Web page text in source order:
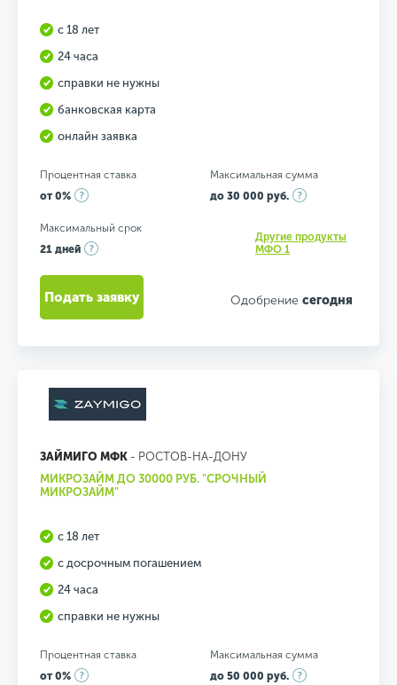
с 18 лет
24 часа
справки не нужны
банковская карта
онлайн заявка
Процентная ставка
от 0%
Максимальная сумма
до 30 000 руб.
Максимальный срок
21 дней
Другие продукты
МФО 1
Одобрение сегодня
Подать заявку
ЗАЙМИГО МФК - РОСТОВ-НА-ДОНУ
МИКРОЗАЙМ ДО 30000 РУБ. "СРОЧНЫЙ
МИКРОЗАЙМ"
с 18 лет
с досрочным погашением
24 часа
справки не нужны
Процентная ставка
от 0%
Максимальная сумма
до 50 000 руб.